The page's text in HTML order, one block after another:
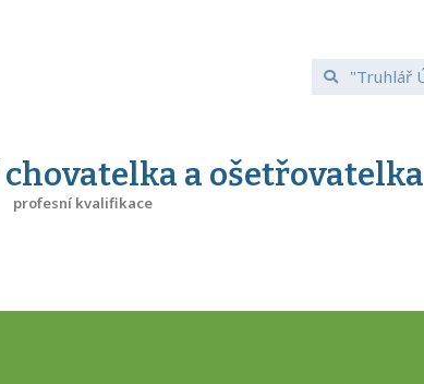
a
profesní kvalifikace